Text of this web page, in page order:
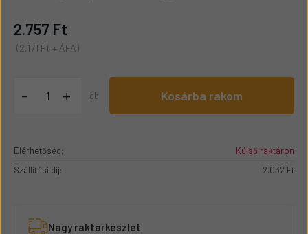
2.757 Ft
(2.171 Ft + ÁFA)
- + db Kosárba rakom
Elérhetőség:
Külső raktáron
Szállítási díj:
2.032 Ft
Nagy raktárkészlet